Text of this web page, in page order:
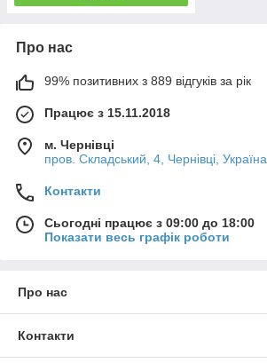
Про нас
99% позитивних з 889 відгуків за рік
Працює з 15.11.2018
м. Чернівці
пров. Складський, 4, Чернівці, Україна
Контакти
Сьогодні працює з 09:00 до 18:00
Показати весь графік роботи
Про нас
Контакти